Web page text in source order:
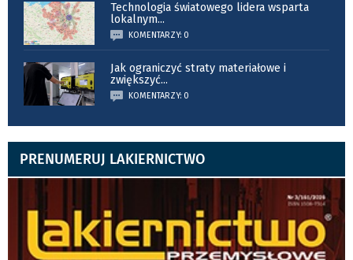
Technologia światowego lidera wsparta
lokalnym...
KOMENTARZY: 0
Jak ograniczyć straty materiałowe i
zwiększyć...
KOMENTARZY: 0
PRENUMERUJ LAKIERNICTWO